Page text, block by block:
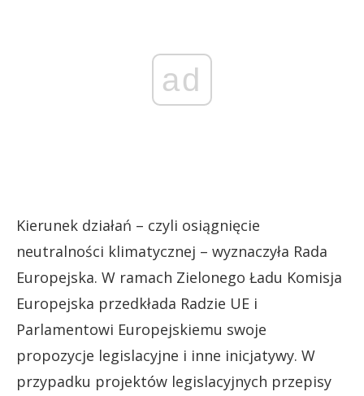
ad
Kierunek działań – czyli osiągnięcie
neutralności klimatycznej – wyznaczyła Rada
Europejska. W ramach Zielonego Ładu Komisja
Europejska przedkłada Radzie UE i
Parlamentowi Europejskiemu swoje
propozycje legislacyjne i inne inicjatywy. W
przypadku projektów legislacyjnych przepisy